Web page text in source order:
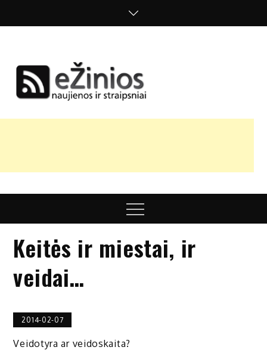
nuomonės
Menu
Keitės ir miestai, ir
veidai…
2014-02-07
Veidotyra ar veidoskaita?